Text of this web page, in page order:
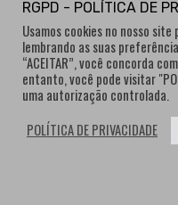
e-newvation tem o
Ano”, o prémio de
consumidores.
RGPD - POLÍTICA DE
Usamos cookies no nosso
lembrando as suas
“ACEITAR”, você concorda
entanto, você pode visitar
uma autorização controlada.
POLÍTICA DE PRIVACIDADE